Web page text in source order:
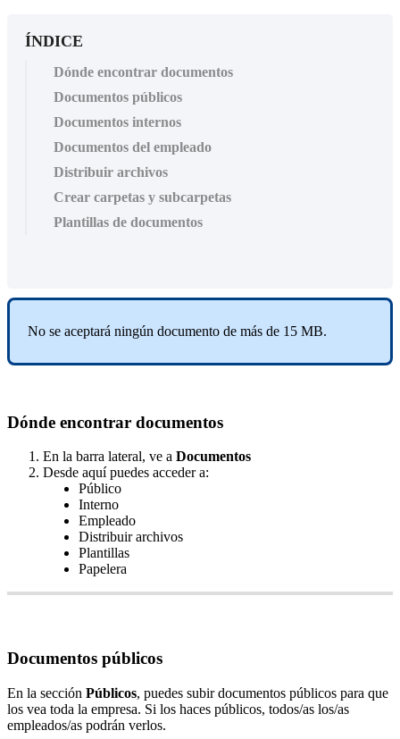
ÍNDICE
Dónde encontrar documentos
Documentos públicos
Documentos internos
Documentos del empleado
Distribuir archivos
Crear carpetas y subcarpetas
Plantillas de documentos
No se aceptará ningún documento de más de 15 MB.
Dónde encontrar documentos
En la barra lateral, ve a Documentos
Desde aquí puedes acceder a:
Público
Interno
Empleado
Distribuir archivos
Plantillas
Papelera
Documentos públicos
En la sección Públicos, puedes subir documentos públicos para que
los vea toda la empresa. Si los haces públicos, todos/as los/as
empleados/as podrán verlos.